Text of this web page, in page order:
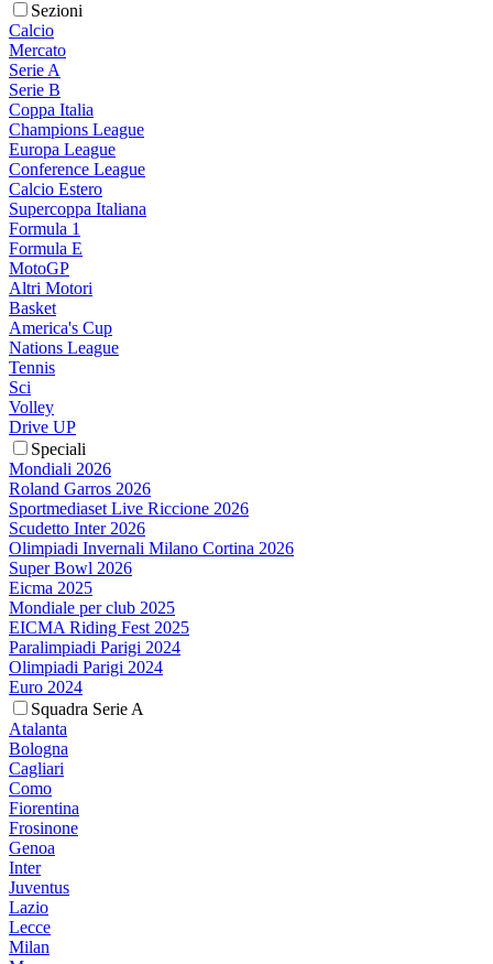
Sezioni
Calcio
Mercato
Serie A
Serie B
Coppa Italia
Champions League
Europa League
Conference League
Calcio Estero
Supercoppa Italiana
Formula 1
Formula E
MotoGP
Altri Motori
Basket
America's Cup
Nations League
Tennis
Sci
Volley
Drive UP
Speciali
Mondiali 2026
Roland Garros 2026
Sportmediaset Live Riccione 2026
Scudetto Inter 2026
Olimpiadi Invernali Milano Cortina 2026
Super Bowl 2026
Eicma 2025
Mondiale per club 2025
EICMA Riding Fest 2025
Paralimpiadi Parigi 2024
Olimpiadi Parigi 2024
Euro 2024
Squadra Serie A
Atalanta
Bologna
Cagliari
Como
Fiorentina
Frosinone
Genoa
Inter
Juventus
Lazio
Lecce
Milan